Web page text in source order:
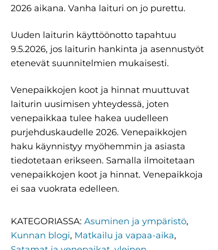
2026 aikana. Vanha laituri on jo purettu.
Uuden laiturin käyttöönotto tapahtuu
9.5.2026, jos laiturin hankinta ja asennustyöt
etenevät suunnitelmien mukaisesti.
Venepaikkojen koot ja hinnat muuttuvat
laiturin uusimisen yhteydessä, joten
venepaikkaa tulee hakea uudelleen
purjehduskaudelle 2026. Venepaikkojen
haku käynnistyy myöhemmin ja asiasta
tiedotetaan erikseen. Samalla ilmoitetaan
venepaikkojen koot ja hinnat. Venepaikkoja
ei saa vuokrata edelleen.
KATEGORIASSA:Asuminen ja ympäristö,
Kunnan blogi, Matkailu ja vapaa-aika,